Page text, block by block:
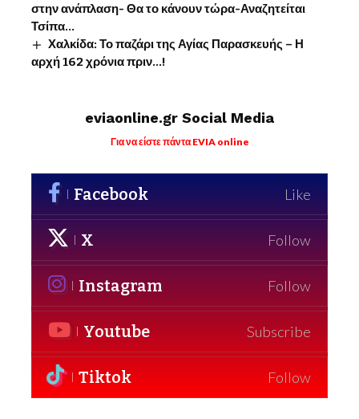
στην ανάπλαση- Θα το κάνουν τώρα-Αναζητείται
Τσίπα…
Χαλκίδα: Το παζάρι της Αγίας Παρασκευής – Η
αρχή 162 χρόνια πριν…!
eviaonline.gr Social Media
Για να είστε πάντα EVIA online
Facebook Like
X Follow
Instagram Follow
Youtube Subscribe
Tiktok Follow